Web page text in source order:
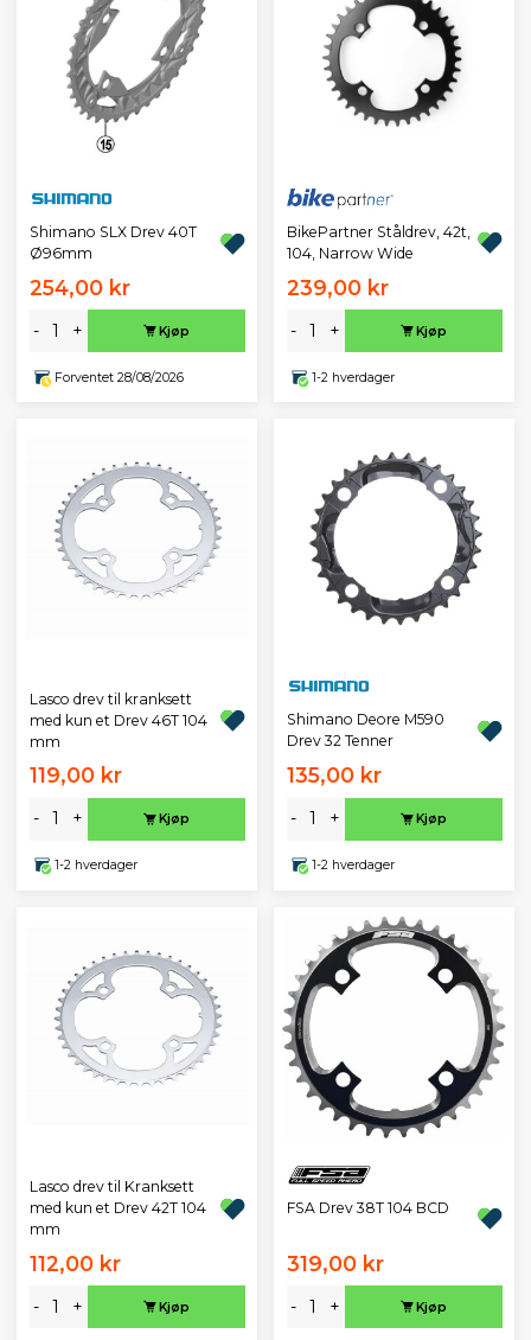
Shimano SLX Drev 40T
Ø96mm
254,00 kr
- + Kjøp
Forventet 28/08/2026
BikePartner Ståldrev, 42t,
104, Narrow Wide
239,00 kr
- + Kjøp
1-2 hverdager
Lasco drev til kranksett
med kun et Drev 46T 104
mm
119,00 kr
- + Kjøp
1-2 hverdager
Shimano Deore M590
Drev 32 Tenner
135,00 kr
- + Kjøp
1-2 hverdager
Lasco drev til Kranksett
med kun et Drev 42T 104
mm
112,00 kr
- + Kjøp
FSA Drev 38T 104 BCD
319,00 kr
- + Kjøp